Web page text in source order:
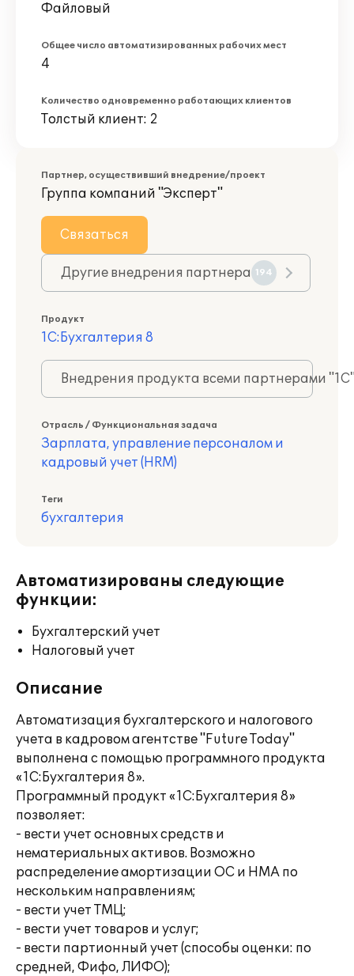
Файловый
Общее число автоматизированных рабочих мест
4
Количество одновременно работающих клиентов
Толстый клиент: 2
Партнер, осуществивший внедрение/проект
Группа компаний "Эксперт"
Связаться
Другие внедрения партнера 194
Продукт
1С:Бухгалтерия 8
Внедрения продукта всеми партнерами
Отрасль / Функциональная задача
Зарплата, управление персоналом и
кадровый учет (HRM)
Теги
бухгалтерия
Автоматизированы следующие
функции:
Бухгалтерский учет
Налоговый учет
Описание
Автоматизация бухгалтерского и налогового
учета в кадровом агентстве "Future Today"
выполнена с помощью программного продукта
«1С:Бухгалтерия 8».
Программный продукт «1С:Бухгалтерия 8»
позволяет:
- вести учет основных средств и
нематериальных активов. Возможно
распределение амортизации ОС и НМА по
нескольким направлениям;
- вести учет ТМЦ;
- вести учет товаров и услуг;
- вести партионный учет (способы оценки: по
средней, Фифо, ЛИФО);